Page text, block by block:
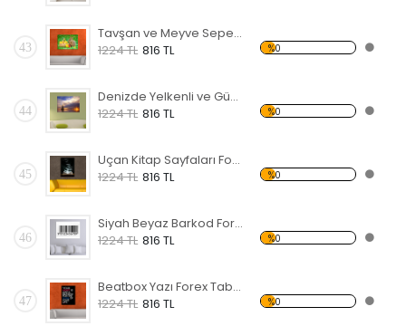
43
Tavşan ve Meyve Sepeti Forex Tablo
1224 TL 816 TL %0
44
Denizde Yelkenli ve Gün Batımı Forex Tablo
1224 TL 816 TL %0
45
Uçan Kitap Sayfaları Forex Tablo
1224 TL 816 TL %0
46
Siyah Beyaz Barkod Forex Tablo
1224 TL 816 TL %0
47
Beatbox Yazı Forex Tablo
1224 TL 816 TL %0